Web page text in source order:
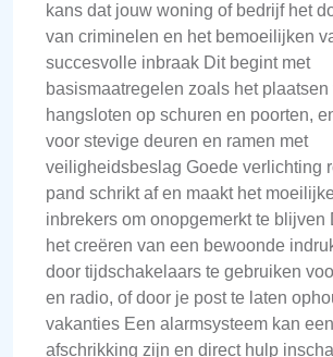
kans dat jouw woning of bedrijf het
van criminelen en het bemoeilijken
succesvolle inbraak Dit begint met
basismaatregelen zoals het plaatsen
hangsloten op schuren en poorten,
voor stevige deuren en ramen met
veiligheidsbeslag Goede verlichting
pand schrikt af en maakt het
inbrekers om onopgemerkt te blijven
het creëren van een bewoonde
door tijdschakelaars te gebruiken
en radio, of door je post te laten
vakanties Een alarmsysteem kan
afschrikking zijn en direct hulp